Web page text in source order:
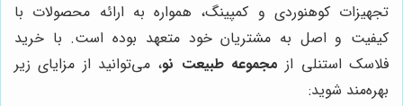
تجهیزات کوهنوردی و کمپینگ، همواره به ارائه محصولات با
کیفیت و اصل به مشتریان خود متعهد بوده است. با خرید
فلاسک استنلی از مجموعه طبیعت نو، می‌توانید از مزایای زیر
بهره‌مند شوید: